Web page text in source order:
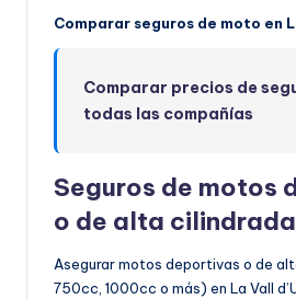
Comparar seguros de moto en
Comparar precios de
todas las compañías
Seguros de motos
o de alta cilindrada
Asegurar motos deportivas o de
750cc, 1000cc o más) en La Vall